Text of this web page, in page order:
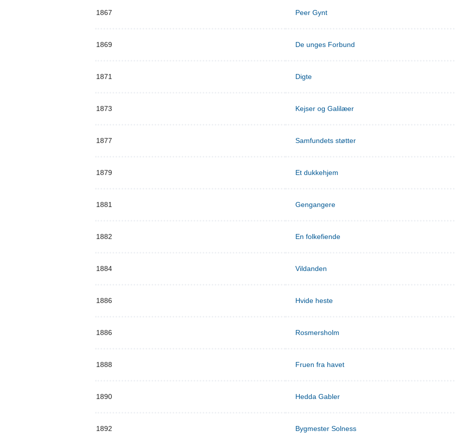
1867 Peer Gynt
1869 De unges Forbund
1871 Digte
1873 Kejser og Galilæer
1877 Samfundets støtter
1879 Et dukkehjem
1881 Gengangere
1882 En folkefiende
1884 Vildanden
1886 Hvide heste
1886 Rosmersholm
1888 Fruen fra havet
1890 Hedda Gabler
1892 Bygmester Solness